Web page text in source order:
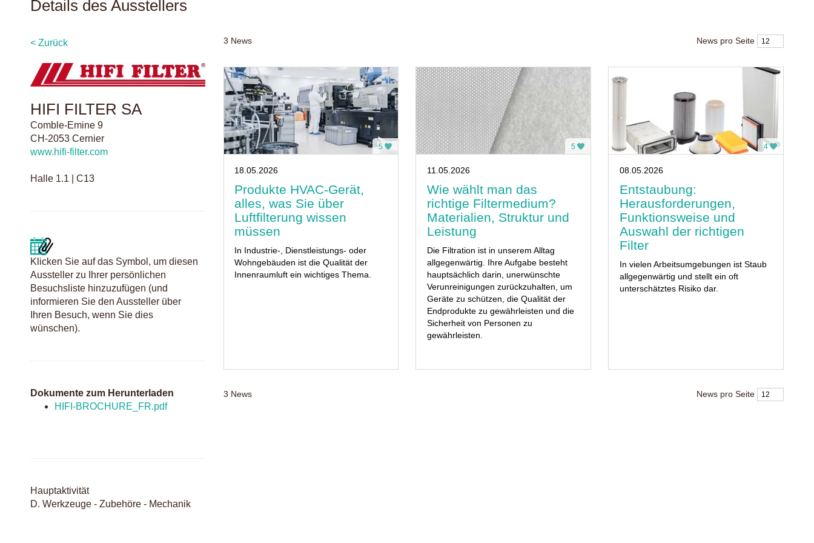
Details des Ausstellers
< Zurück
HIFI FILTER SA
Comble-Emine 9
CH-2053 Cernier
www.hifi-filter.com
Halle 1.1 | C13
Klicken Sie auf das Symbol, um diesen
Aussteller zu Ihrer persönlichen
Besuchsliste hinzuzufügen (und
informieren Sie den Aussteller über
Ihren Besuch, wenn Sie dies
wünschen).
Dokumente zum Herunterladen
HIFI-BROCHURE_FR.pdf
Hauptaktivität
D. Werkzeuge - Zubehöre - Mechanik
3 News News pro Seite
5
18.05.2026
Produkte HVAC-Gerät,
alles, was Sie über
Luftfilterung wissen
müssen
In Industrie-, Dienstleistungs- oder
Wohngebäuden ist die Qualität der
Innenraumluft ein wichtiges Thema.
5
11.05.2026
Wie wählt man das
richtige Filtermedium?
Materialien, Struktur und
Leistung
Die Filtration ist in unserem Alltag
allgegenwärtig. Ihre Aufgabe besteht
hauptsächlich darin, unerwünschte
Verunreinigungen zurückzuhalten, um
Geräte zu schützen, die Qualität der
Endprodukte zu gewährleisten und die
Sicherheit von Personen zu
gewährleisten.
4
08.05.2026
Entstaubung:
Herausforderungen,
Funktionsweise und
Auswahl der richtigen
Filter
In vielen Arbeitsumgebungen ist Staub
allgegenwärtig und stellt ein oft
unterschätztes Risiko dar.
3 News News pro Seite